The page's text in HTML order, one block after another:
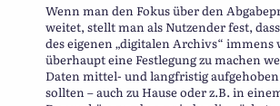
Wenn man den Fokus über den
weitet, stellt man als Nutzender fest,
des eigenen „digitalen Archivs“ immens
überhaupt eine Festlegung zu machen
Daten mittel- und langfristig
sollten – auch zu Hause oder z.B. in